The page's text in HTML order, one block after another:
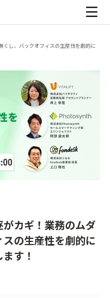
くし、バックオフィスの生産性を劇的に
がカギ！業務のムダ
の生産性を劇的に
す！